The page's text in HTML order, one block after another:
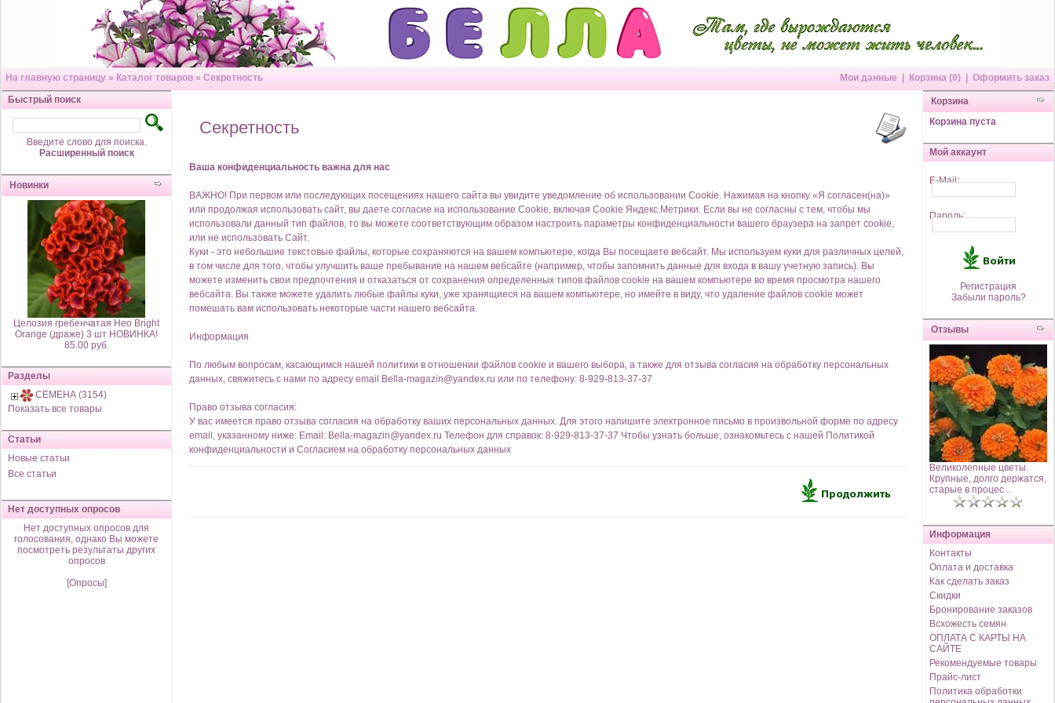
На главную страницу » Каталог товаров » Секретность Мои данные Корзина (0)
Оформить заказ
Быстрый поиск
Введите слово для поиска.
Расширенный поиск
Новинки
Целозия гребенчатая Нео Bright
Orange (драже) 3 шт НОВИНКА!
85.00 руб.
Разделы
СЕМЕНА (3154)
Показать все товары
Статьи
Новые статьи
Все статьи
Нет доступных опросов
Нет доступных опросов для
голосования, однако Вы можете
посмотреть результаты других
опросов
[Опросы]
Секретность
Ваша конфиденциальность важна для нас
ВАЖНО! При первом или последующих посещениях нашего сайта вы увидите уведомление об использовании Cookie. Нажимая на кнопку «Я согласен(на)»
или продолжая использовать сайт, вы даете согласие на использование Cookie, включая Cookie Яндекс.Метрики. Если вы не согласны с тем, чтобы мы
использовали данный тип файлов, то вы можете соответствующим образом настроить параметры конфиденциальности вашего браузера на запрет cookie,
или не использовать Сайт.
Куки - это небольшие текстовые файлы, которые сохраняются на вашем компьютере, когда Вы посещаете вебсайт. Мы используем куки для различных целей,
в том числе для того, чтобы улучшить ваше пребывание на нашем вебсайте (например, чтобы запомнить данные для входа в вашу учетную запись). Вы
можете изменить свои предпочтения и отказаться от сохранения определенных типов файлов cookie на вашем компьютере во время просмотра нашего
вебсайта. Вы также можете удалить любые файлы куки, уже хранящиеся на вашем компьютере, но имейте в виду, что удаление файлов cookie может
помешать вам использовать некоторые части нашего вебсайта.
Информация
По любым вопросам, касающимся нашей политики в отношении файлов cookie и вашего выбора, а также для отзыва согласия на обработку персональных
данных, свяжитесь с нами по адресу email Bella-magazin@yandex.ru или по телефону: 8-929-813-37-37
Право отзыва согласия:
У вас имеется право отзыва согласия на обработку ваших персональных данных. Для этого напишите электронное письмо в произвольной форме по адресу
email, указанному ниже: Email: Bella-magazin@yandex.ru Телефон для справок: 8-929-813-37-37 Чтобы узнать больше, ознакомьтесь с нашей Политикой
конфиденциальности и Согласием на обработку персональных данных
Корзина
Корзина пуста
Мой аккаунт
E-Mail:
Пароль:
Регистрация
Забыли пароль?
Отзывы
Великолепные цветы.
Крупные, долго держатся,
старые в процес ..
Информация
Контакты
Оплата и доставка
Как сделать заказ
Скидки
Бронирование заказов
Всхожесть семян
ОПЛАТА С КАРТЫ НА
САЙТЕ
Рекомендуемые товары
Прайс-лист
Политика обработки